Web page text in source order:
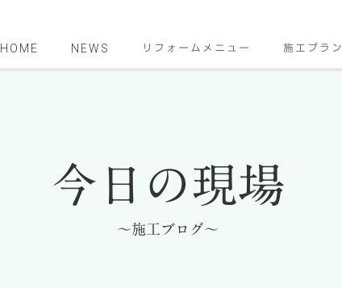
HOME NEWS リフォームメニュー 施工プラン
今日の現場
～施工ブログ～